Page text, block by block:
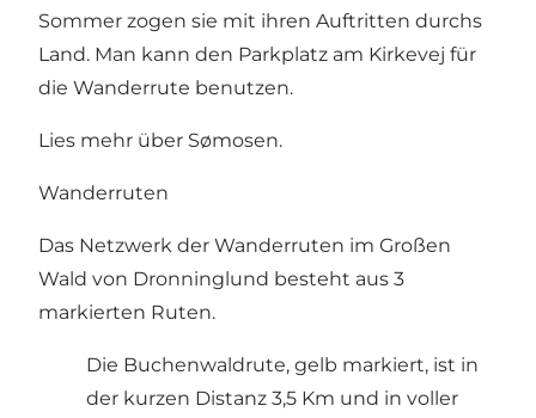
Sommer zogen sie mit ihren Auftritten durchs
Land. Man kann den Parkplatz am Kirkevej für
die Wanderrute benutzen.
Lies mehr über Sømosen.
Wanderruten
Das Netzwerk der Wanderruten im Großen
Wald von Dronninglund besteht aus 3
markierten Ruten.
Die Buchenwaldrute, gelb markiert, ist in
der kurzen Distanz 3,5 Km und in voller